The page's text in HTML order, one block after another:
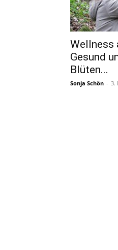
Wellness
Gesund
Blüten...
Sonja Schön - 3.